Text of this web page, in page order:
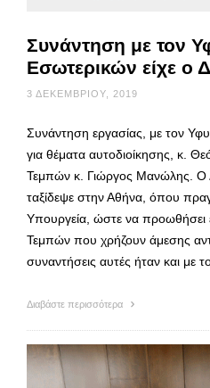
Συνάντηση με τον
Εσωτερικών είχε ο
3 ΔΕΚΕΜΒΡΊΟΥ, 2019
Συνάντηση εργασίας, με τον
για θέματα αυτοδιοίκησης, κ.
Τεμπών κ. Γιώργος Μανώλης. Ο
ταξίδεψε στην Αθήνα, όπου
Υπουργεία, ώστε να προωθήσει
Τεμπών που χρήζουν άμεσης
συναντήσεις αυτές ήταν και με
Διαβάστε περισσότερα